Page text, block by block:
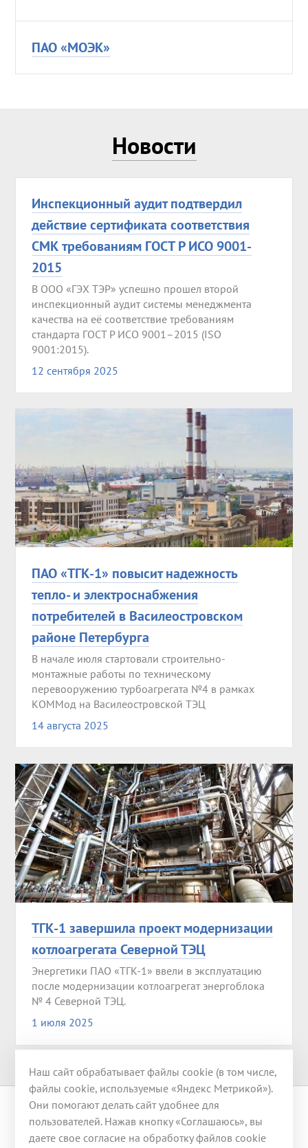
ПАО «МОЭК»
Новости
Инспекционный аудит подтвердил
действие сертификата соответствия
СМК требованиям ГОСТ Р ИСО 9001-
2015
В ООО «ГЭХ ТЭР» успешно прошел второй
инспекционный аудит системы менеджмента
качества на её соответствие требованиям
стандарта ГОСТ Р ИСО 9001–2015 (ISO
9001:2015).
12 сентября 2025
ПАО «ТГК-1» повысит надежность
тепло- и электроснабжения
потребителей в Василеостровском
районе Петербурга
В начале июля стартовали строительно-
монтажные работы по техническому
перевооружению турбоагрегата №4 в рамках
КОММод на Василеостровской ТЭЦ
14 августа 2025
ТГК-1 завершила проект модернизации
котлоагрегата Северной ТЭЦ
Энергетики ПАО «ТГК-1» ввели в эксплуатацию
после модернизации котлоагрегат энергоблока
№ 4 Северной ТЭЦ.
1 июля 2025
© 2008-2026 ООО «ГЭХ ТЭР»
117246, г. Москва, ул. Херсонская, д. 43, корп. 3
Наш сайт обрабатывает файлы cookie (в том числе,
файлы cookie, используемые «Яндекс Метрикой»).
Они помогают делать сайт удобнее для
пользователей. Нажав кнопку «Соглашаюсь», вы
даете свое согласие на обработку файлов cookie